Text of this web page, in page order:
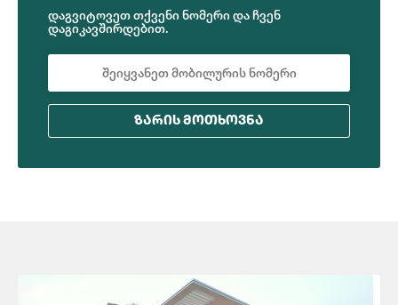
დაგვიტოვეთ თქვენი ნომერი და ჩვენ
დაგიკავშირდებით.
ᲖᲐᲠᲘᲡ ᲛᲝᲗᲮᲝᲕᲜᲐ